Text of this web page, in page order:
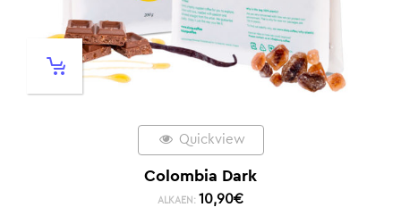
Quickview
Colombia Dark
ALKAEN: 10,90€